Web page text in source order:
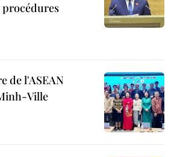
de l'ASEAN
Ville